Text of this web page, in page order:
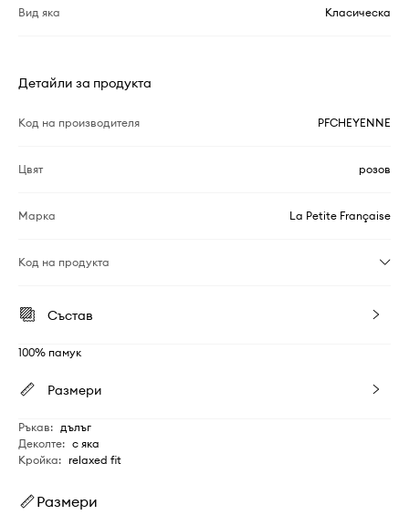
Вид яка Класическа
Детайли за продукта
Код на производителя PFCHEYENNE
Цвят розов
Марка La Petite Française
Код на продукта
Състав
100% памук
Размери
Ръкав: дълъг
Деколте: с яка
Кройка: relaxed fit
Размери